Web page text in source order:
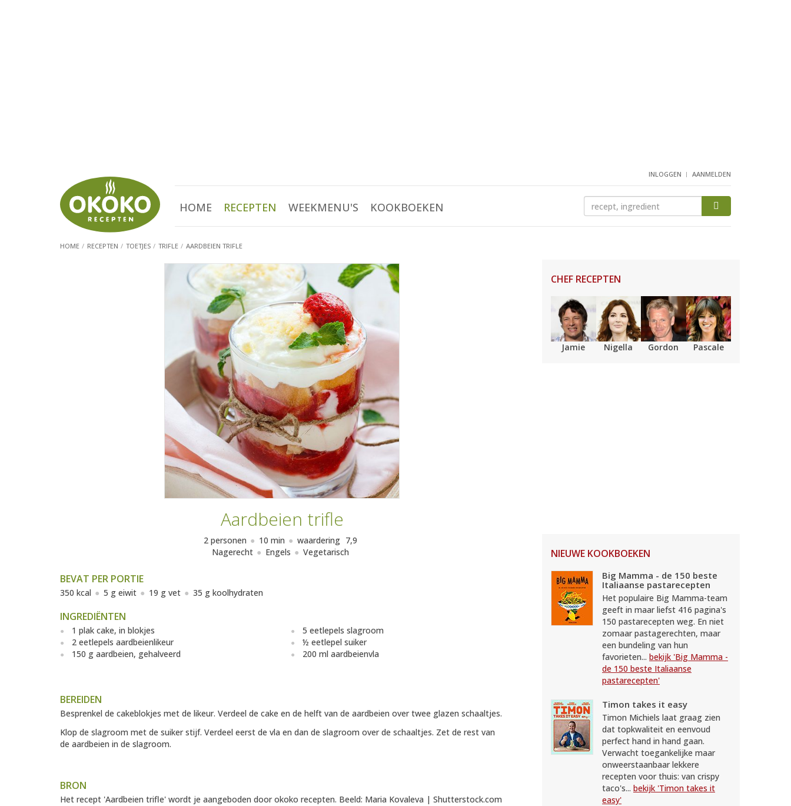
INLOGGEN AANMELDEN
HOME RECEPTEN WEEKMENU'S KOOKBOEKEN
HOME RECEPTEN TOETJES TRIFLE AARDBEIEN TRIFLE
Aardbeien trifle
2 personen 10 min waardering 7,9
Nagerecht
Engels Vegetarisch
BEVAT PER PORTIE
350 kcal 5 g eiwit 19 g vet 35 g koolhydraten
INGREDIËNTEN
1 plak cake, in blokjes
2 eetlepels aardbeienlikeur
150 g aardbeien, gehalveerd
5 eetlepels slagroom
½ eetlepel suiker
200 ml aardbeienvla
BEREIDEN
Besprenkel de cakeblokjes met de likeur. Verdeel de cake en de helft van de aardbeien over twee glazen schaaltjes.
Klop de slagroom met de suiker stijf. Verdeel eerst de vla en dan de slagroom over de schaaltjes. Zet de rest van
de aardbeien in de slagroom.
BRON
Het recept 'Aardbeien trifle' wordt je aangeboden doorokoko recepten. Beeld: Maria Kovaleva | Shutterstock.com
CHEF RECEPTEN
Jamie Nigella Gordon Pascale
NIEUWE KOOKBOEKEN
Big Mamma - de 150 beste
Italiaanse pastarecepten
Het populaire Big Mamma-team
geeft in maar liefst 416 pagina's
150 pastarecepten weg. En niet
zomaar pastagerechten, maar
een bundeling van hun
favorieten... bekijk 'Big Mamma -
de 150 beste Italiaanse
pastarecepten'
Timon takes it easy
Timon Michiels laat graag zien
dat topkwaliteit en eenvoud
perfect hand in hand gaan.
Verwacht toegankelijke maar
onweerstaanbaar lekkere
recepten voor thuis: van crispy
taco's... bekijk 'Timon takes it
easy'